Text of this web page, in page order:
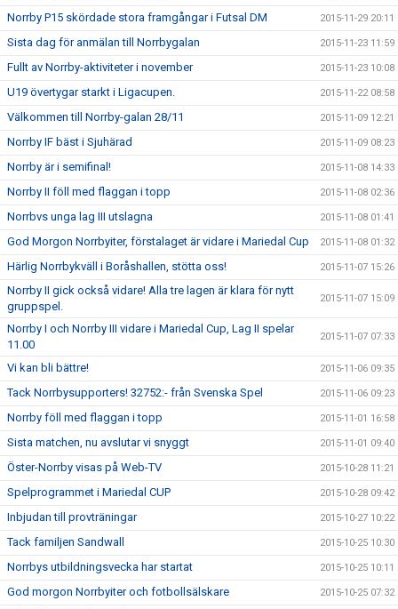
Norrby P15 skördade stora framgångar i Futsal DM 2015-11-29 20:11
Sista dag för anmälan till Norrbygalan 2015-11-23 11:59
Fullt av Norrby-aktiviteter i november 2015-11-23 10:08
U19 övertygar starkt i Ligacupen. 2015-11-22 08:58
Välkommen till Norrby-galan 28/11 2015-11-09 12:21
Norrby IF bäst i Sjuhärad 2015-11-09 08:23
Norrby är i semifinal! 2015-11-08 14:33
Norrby II föll med flaggan i topp 2015-11-08 02:36
Norrbvs unga lag III utslagna 2015-11-08 01:41
God Morgon Norrbyiter, förstalaget är vidare i Mariedal Cup 2015-11-08 01:32
Härlig Norrbykväll i Boråshallen, stötta oss! 2015-11-07 15:26
Norrby II gick också vidare! Alla tre lagen är klara för nytt
gruppspel.
2015-11-07 15:09
Norrby I och Norrby III vidare i Mariedal Cup, Lag II spelar
11.00
2015-11-07 07:33
Vi kan bli bättre! 2015-11-06 09:35
Tack Norrbysupporters! 32752:- från Svenska Spel 2015-11-06 09:23
Norrby föll med flaggan i topp 2015-11-01 16:58
Sista matchen, nu avslutar vi snyggt 2015-11-01 09:40
Öster-Norrby visas på Web-TV 2015-10-28 11:21
Spelprogrammet i Mariedal CUP 2015-10-28 09:42
Inbjudan till provträningar 2015-10-27 10:22
Tack familjen Sandwall 2015-10-25 10:30
Norrbys utbildningsvecka har startat 2015-10-25 10:11
God morgon Norrbyiter och fotbollsälskare 2015-10-25 07:32